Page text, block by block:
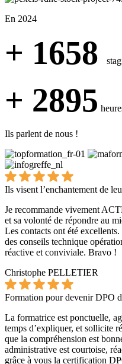
En 2024
+ 1658
+ 2895
Ils parlent de nous !
Ils visent l’enchantement de
Je recommande vivement
et sa volonté de répondre au
Les contacts ont été
des conseils technique
réactive et conviviale. Bravo !
Christophe PELLETIER
Formation pour devenir DPO
La formatrice est ponctuelle,
temps d’expliquer, et sollicite
que la compréhension est
administrative est courtoise,
grâce à vous la certification